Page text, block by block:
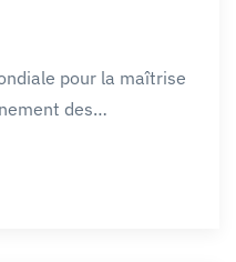
pour la maîtrise
des…